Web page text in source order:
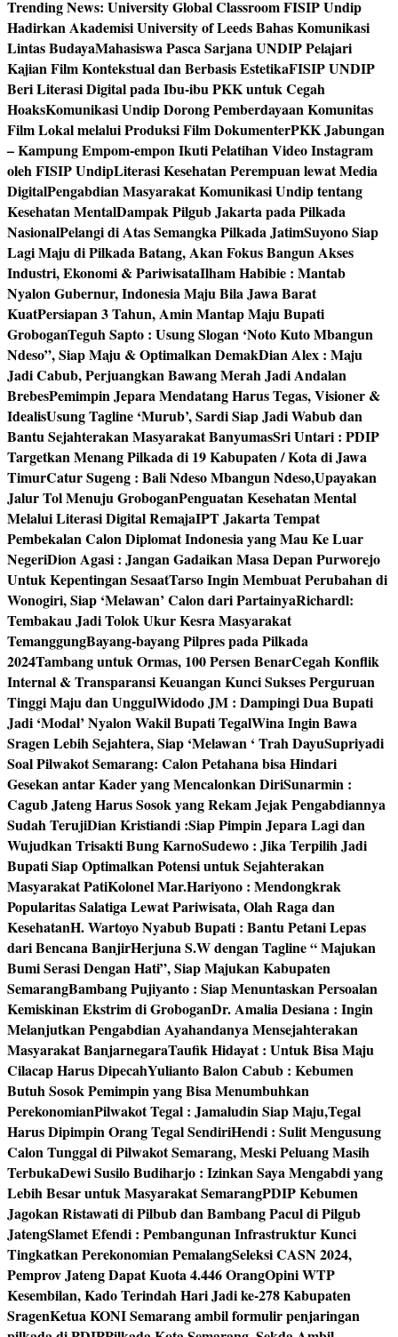
Trending News: University Global Classroom FISIP Undip
Hadirkan Akademisi University of Leeds Bahas Komunikasi
Lintas BudayaMahasiswa Pasca Sarjana UNDIP Pelajari
Kajian Film Kontekstual dan Berbasis EstetikaFISIP UNDIP
Beri Literasi Digital pada Ibu-ibu PKK untuk Cegah
HoaksKomunikasi Undip Dorong Pemberdayaan Komunitas
Film Lokal melalui Produksi Film DokumenterPKK Jabungan
– Kampung Empom-empon Ikuti Pelatihan Video Instagram
oleh FISIP UndipLiterasi Kesehatan Perempuan lewat Media
DigitalPengabdian Masyarakat Komunikasi Undip tentang
Kesehatan MentalDampak Pilgub Jakarta pada Pilkada
NasionalPelangi di Atas Semangka Pilkada JatimSuyono Siap
Lagi Maju di Pilkada Batang, Akan Fokus Bangun Akses
Industri, Ekonomi & PariwisataIlham Habibie : Mantab
Nyalon Gubernur, Indonesia Maju Bila Jawa Barat
KuatPersiapan 3 Tahun, Amin Mantap Maju Bupati
GroboganTeguh Sapto : Usung Slogan ‘Noto Kuto Mbangun
Ndeso”, Siap Maju & Optimalkan DemakDian Alex : Maju
Jadi Cabub, Perjuangkan Bawang Merah Jadi Andalan
BrebesPemimpin Jepara Mendatang Harus Tegas, Visioner &
IdealisUsung Tagline ‘Murub’, Sardi Siap Jadi Wabub dan
Bantu Sejahterakan Masyarakat BanyumasSri Untari : PDIP
Targetkan Menang Pilkada di 19 Kabupaten / Kota di Jawa
TimurCatur Sugeng : Bali Ndeso Mbangun Ndeso,Upayakan
Jalur Tol Menuju GroboganPenguatan Kesehatan Mental
Melalui Literasi Digital RemajaIPT Jakarta Tempat
Pembekalan Calon Diplomat Indonesia yang Mau Ke Luar
NegeriDion Agasi : Jangan Gadaikan Masa Depan Purworejo
Untuk Kepentingan SesaatTarso Ingin Membuat Perubahan di
Wonogiri, Siap ‘Melawan’ Calon dari PartainyaRichardl:
Tembakau Jadi Tolok Ukur Kesra Masyarakat
TemanggungBayang-bayang Pilpres pada Pilkada
2024Tambang untuk Ormas, 100 Persen BenarCegah Konflik
Internal & Transparansi Keuangan Kunci Sukses Perguruan
Tinggi Maju dan UnggulWidodo JM : Dampingi Dua Bupati
Jadi ‘Modal’ Nyalon Wakil Bupati TegalWina Ingin Bawa
Sragen Lebih Sejahtera, Siap ‘Melawan ‘ Trah DayuSupriyadi
Soal Pilwakot Semarang: Calon Petahana bisa Hindari
Gesekan antar Kader yang Mencalonkan DiriSunarmin :
Cagub Jateng Harus Sosok yang Rekam Jejak Pengabdiannya
Sudah TerujiDian Kristiandi :Siap Pimpin Jepara Lagi dan
Wujudkan Trisakti Bung KarnoSudewo : Jika Terpilih Jadi
Bupati Siap Optimalkan Potensi untuk Sejahterakan
Masyarakat PatiKolonel Mar.Hariyono : Mendongkrak
Popularitas Salatiga Lewat Pariwisata, Olah Raga dan
KesehatanH. Wartoyo Nyabub Bupati : Bantu Petani Lepas
dari Bencana BanjirHerjuna S.W dengan Tagline “ Majukan
Bumi Serasi Dengan Hati”, Siap Majukan Kabupaten
SemarangBambang Pujiyanto : Siap Menuntaskan Persoalan
Kemiskinan Ekstrim di GroboganDr. Amalia Desiana : Ingin
Melanjutkan Pengabdian Ayahandanya Mensejahterakan
Masyarakat BanjarnegaraTaufik Hidayat : Untuk Bisa Maju
Cilacap Harus DipecahYulianto Balon Cabub : Kebumen
Butuh Sosok Pemimpin yang Bisa Menumbuhkan
PerekonomianPilwakot Tegal : Jamaludin Siap Maju,Tegal
Harus Dipimpin Orang Tegal SendiriHendi : Sulit Mengusung
Calon Tunggal di Pilwakot Semarang, Meski Peluang Masih
TerbukaDewi Susilo Budiharjo : Izinkan Saya Mengabdi yang
Lebih Besar untuk Masyarakat SemarangPDIP Kebumen
Jagokan Ristawati di Pilbub dan Bambang Pacul di Pilgub
JatengSlamet Efendi : Pembangunan Infrastruktur Kunci
Tingkatkan Perekonomian PemalangSeleksi CASN 2024,
Pemprov Jateng Dapat Kuota 4.446 OrangOpini WTP
Kesembilan, Kado Terindah Hari Jadi ke-278 Kabupaten
SragenKetua KONI Semarang ambil formulir penjaringan